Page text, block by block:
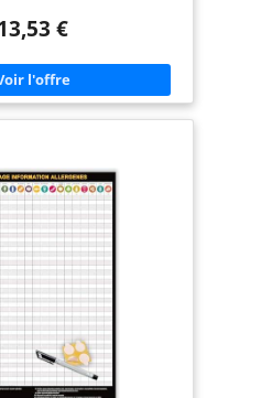
et les environnements de
les plats à emporter, les
de restauration, les camions
scolaires, les salles du
pour une référence
de cuisine
et sensibilisation : aide à
aux allergies
de manipulation des
en affichant des exemples
et des conseils de rappel.
A3 de haute qualité : tableau
moderne conçu avec des
style infographique épuré,
cuisines commerciales et
€